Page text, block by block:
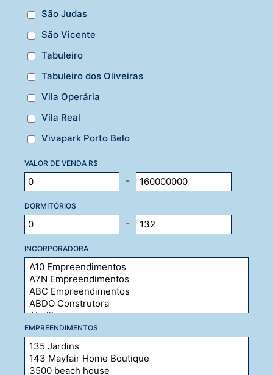
São Judas
São Vicente
Tabuleiro
Tabuleiro dos Oliveiras
Vila Operária
Vila Real
Vivapark Porto Belo
VALOR DE VENDA R$
-
DORMITÓRIOS
-
INCORPORADORA
EMPREENDIMENTOS